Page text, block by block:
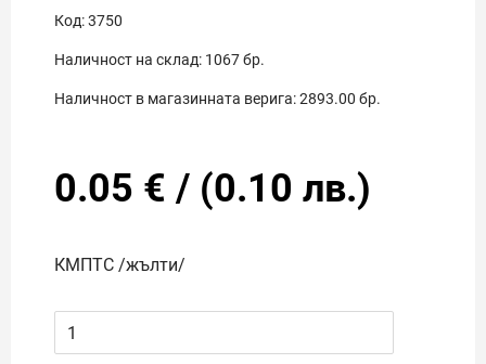
Код:3750
Наличност на склад: 1067бр.
Наличност в магазинната верига:2893.00 бр.
0.05 € / (0.10 лв.)
КМПТС /жълти/